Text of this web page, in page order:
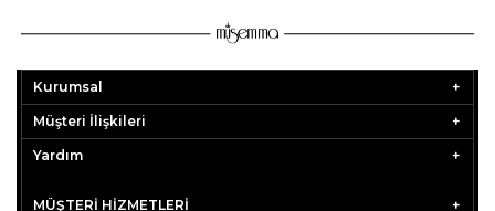
Kurumsal
Müşteri İlişkileri
Yardım
MÜŞTERİ HİZMETLERİ